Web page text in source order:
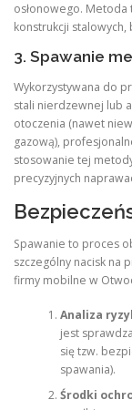
osłonowego.
konstrukcji
3. Spawanie
Wykorzystywana do
stali nierdzewnej lub
otoczenia (nawet
gazową),
stosowanie tej
precyzyjnych
Spawanie to proces
szczególny nacisk na
firmy mobilne w
Analiza
jest
się tzw.
spawania).
Środki